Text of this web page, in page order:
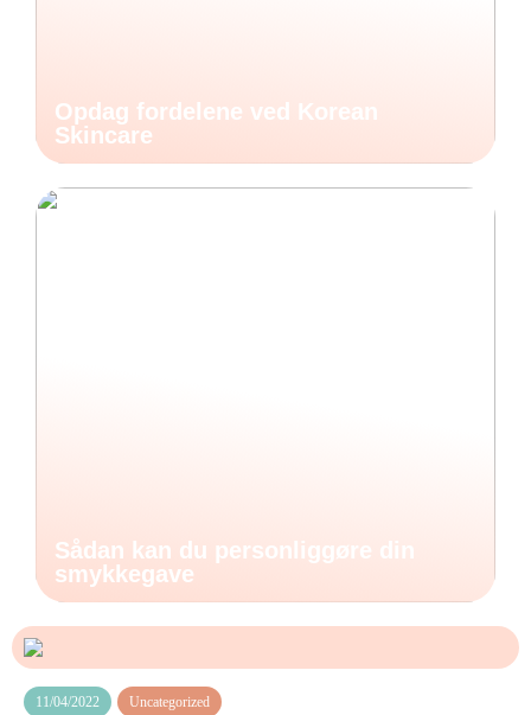
Opdag fordelene ved Korean
Skincare
Sådan kan du personliggøre din
smykkegave
11/04/2022 Uncategorized